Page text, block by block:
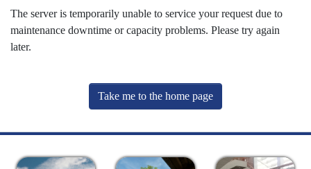
The server is temporarily unable to service your request due to
maintenance downtime or capacity problems. Please try again
later.
Take me to the home page